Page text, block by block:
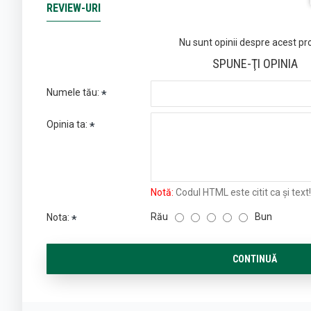
REVIEW-URI
Nu sunt opinii despre acest
SPUNE-ŢI OPINIA
Numele tău:
Opinia ta:
Notă: Codul HTML este citit ca şi text!
Nota: Rău Bun
CONTINUĂ